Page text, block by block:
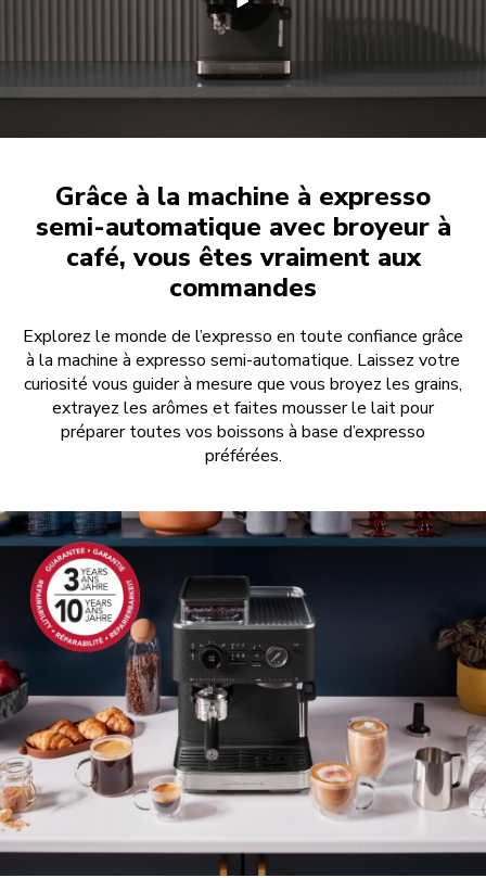
Grâce à la machine à expresso
semi-automatique avec broyeur à
café, vous êtes vraiment aux
commandes
Explorez le monde de l’expresso en toute confiance grâce
à la machine à expresso semi-automatique. Laissez votre
curiosité vous guider à mesure que vous broyez les grains,
extrayez les arômes et faites mousser le lait pour
préparer toutes vos boissons à base d’expresso
préférées.